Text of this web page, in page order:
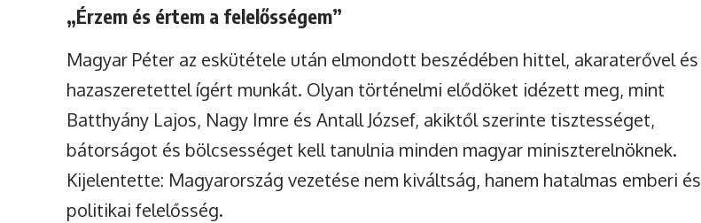
„Érzem és értem a felelősségem”
Magyar Péter az eskütétele után elmondott beszédében hittel, akaraterővel és
hazaszeretettel ígért munkát. Olyan történelmi elődöket idézett meg, mint
Batthyány Lajos, Nagy Imre és Antall József, akiktől szerinte tisztességet,
bátorságot és bölcsességet kell tanulnia minden magyar miniszterelnöknek.
Kijelentette: Magyarország vezetése nem kiváltság, hanem hatalmas emberi és
politikai felelősség.